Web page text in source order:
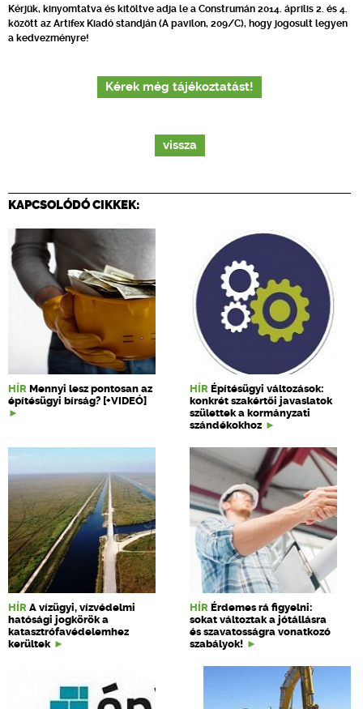
Kérjük, kinyomtatva és kitöltve adja le a Construmán 2014. április 2. és 4.
között az Artifex Kiadó standján (A pavilon, 209/C), hogy jogosult legyen
a kedvezményre!
Kérek még tájékoztatást!
vissza
KAPCSOLÓDÓ CIKKEK:
HÍR Mennyi lesz pontosan az
építésügyi bírság? [+VIDEÓ]
HÍR Építésügyi változások:
konkrét szakértői javaslatok
születtek a kormányzati
szándékokhoz
HÍR A vízügyi, vízvédelmi
hatósági jogkörök a
katasztrófavédelemhez
kerültek
HÍR Érdemes rá figyelni:
sokat változtak a jótállásra
és szavatosságra vonatkozó
szabályok!